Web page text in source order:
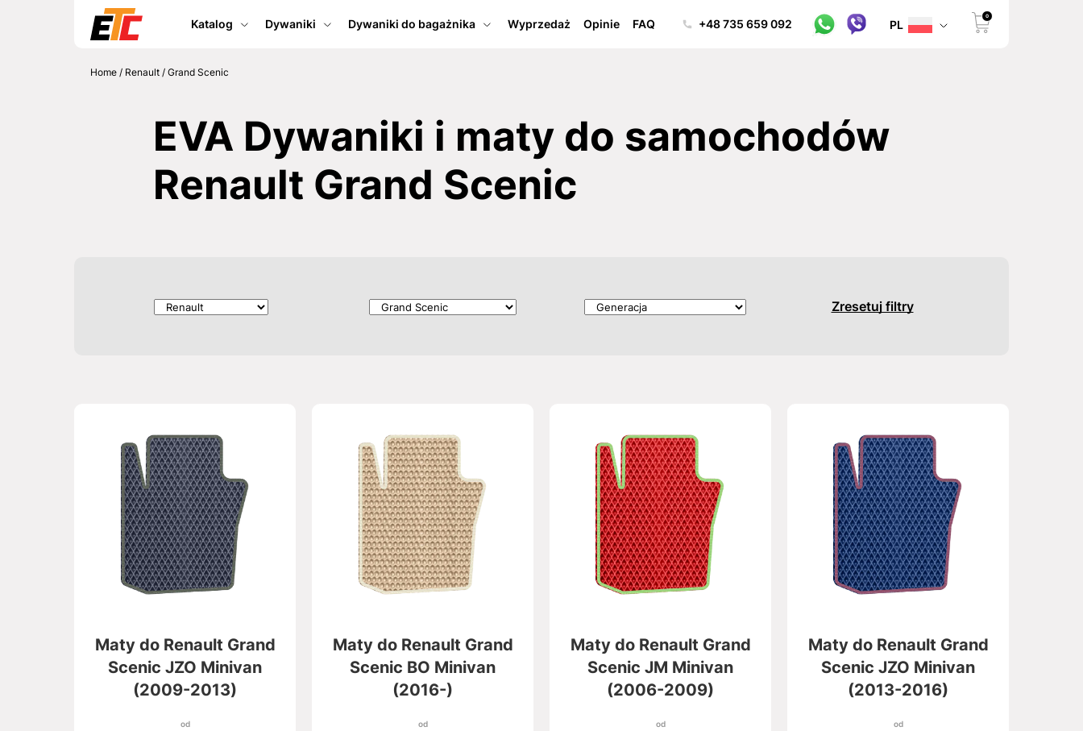
Katalog Dywaniki Dywaniki do bagażnika Wyprzedaż Opinie FAQ +48 735 659 092 PL
0
Home / Renault / Grand Scenic
EVA Dywaniki i maty do samochodów
Renault Grand Scenic
Zresetuj filtry
Maty do Renault Grand
Scenic JZO Minivan
(2009-2013)
od
Maty do Renault Grand
Scenic BO Minivan
(2016-)
od
Maty do Renault Grand
Scenic JM Minivan
(2006-2009)
od
Maty do Renault Grand
Scenic JZO Minivan
(2013-2016)
od